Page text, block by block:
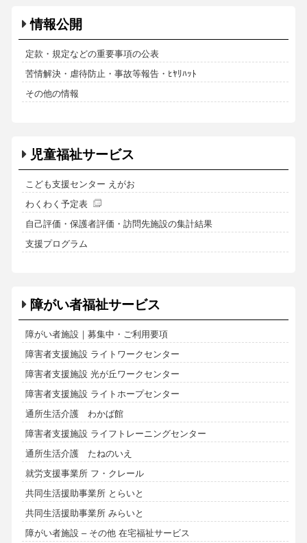
情報公開
定款・規定などの重要事項の公表
苦情解決・虐待防止・事故等報告・ﾋﾔﾘﾊｯﾄ
その他の情報
児童福祉サービス
こども支援センター えがお
わくわく予定表
自己評価・保護者評価・訪問先施設の集計結果
支援プログラム
障がい者福祉サービス
障がい者施設｜募集中・ご利用要項
障害者支援施設 ライトワークセンター
障害者支援施設 光が丘ワークセンター
障害者支援施設 ライトホープセンター
通所生活介護 わかば館
障害者支援施設 ライフトレーニングセンター
通所生活介護 たねのいえ
就労支援事業所 フ・クレール
共同生活援助事業所 とらいと
共同生活援助事業所 みらいと
障がい者施設 – その他 在宅福祉サービス